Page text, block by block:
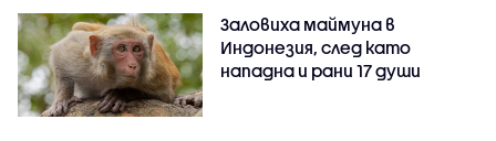
Заловиха маймуна в
Индонезия, след като
нападна и рани 17 души